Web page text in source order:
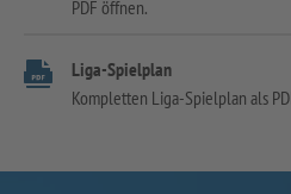
PDF öffnen.
Liga-Spielplan
Kompletten Liga-Spielplan als